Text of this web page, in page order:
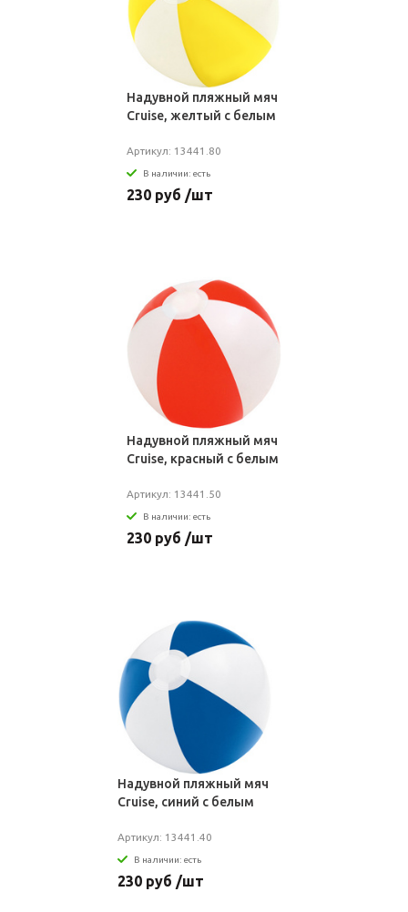
Надувной пляжный мяч
Cruise, желтый с белым
Артикул: 13441.80
В наличии: есть
230 руб /шт
Надувной пляжный мяч
Cruise, красный с белым
Артикул: 13441.50
В наличии: есть
230 руб /шт
Надувной пляжный мяч
Cruise, синий с белым
Артикул: 13441.40
В наличии: есть
230 руб /шт